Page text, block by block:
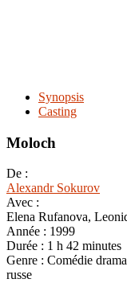
Synopsis
Casting
Moloch
De :
Alexandr Sokurov
Avec :
Elena Rufanova,
Année : 1999
Durée : 1 h 42 minutes
Genre : Comédie
russe